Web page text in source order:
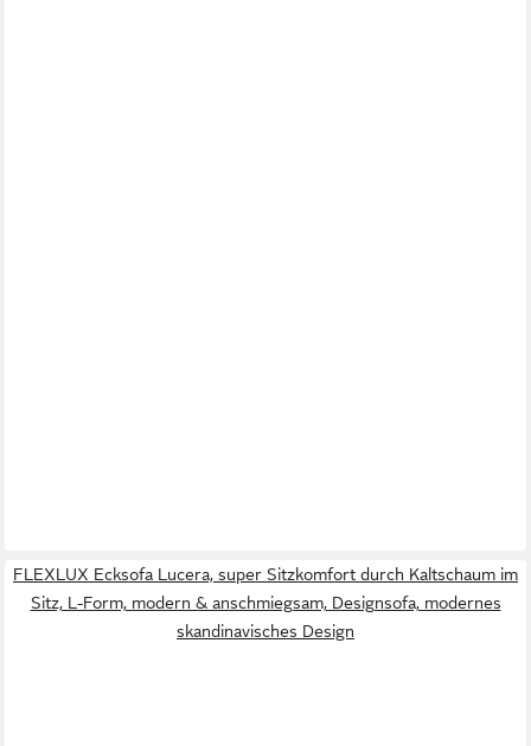
FLEXLUX Ecksofa Lucera, super Sitzkomfort durch Kaltschaum im
Sitz, L-Form, modern & anschmiegsam, Designsofa, modernes
skandinavisches Design